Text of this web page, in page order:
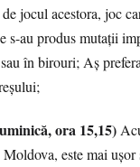
jocul acestora, joc
s-au produs mutații
în birouri; Aș
ora 15,15)
este mai ușor